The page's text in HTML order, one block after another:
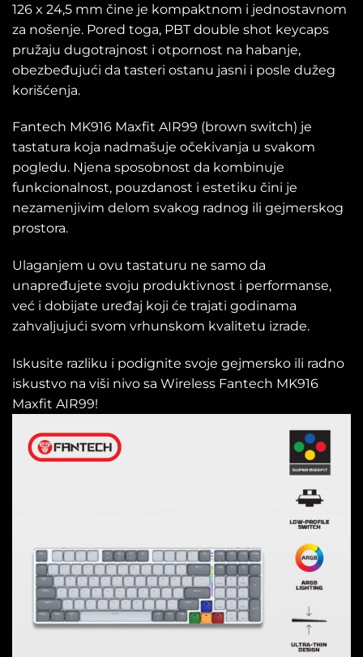
126 x 24,5 mm čine je kompaktnom i jednostavnom
za nošenje. Pored toga, PBT double shot keycaps
pružaju dugotrajnost i otpornost na habanje,
obezbeđujući da tasteri ostanu jasni i posle dužeg
korišćenja.
Fantech MK916 Maxfit AIR99 (brown switch) je
tastatura koja nadmašuje očekivanja u svakom
pogledu. Njena sposobnost da kombinuje
funkcionalnost, pouzdanost i estetiku čini je
nezamenjivim delom svakog radnog ili gejmerskog
prostora.
Ulaganjem u ovu tastaturu ne samo da
unapređujete svoju produktivnost i performanse,
već i dobijate uređaj koji će trajati godinama
zahvaljujući svom vrhunskom kvalitetu izrade.
Iskusite razliku i podignite svoje gejmersko ili radno
iskustvo na viši nivo sa Wireless Fantech MK916
Maxfit AIR99!